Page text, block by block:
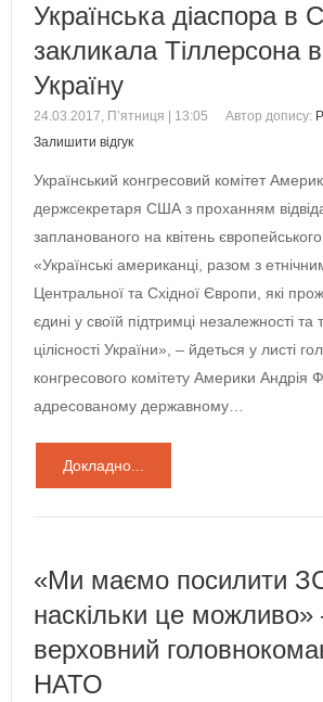
Українська діаспора в
закликала Тіллерсона
Україну
24.03.2017, П’ятниця | 13:05 Автор допису:
Залишити відгук
Український конгресовий комітет
держсекретаря США з проханням
запланованого на квітень європейського
«Українські американці, разом з
Центральної та Східної Європи, які
єдині у своїй підтримці незалежності та
цілісності України», – йдеться у листі
конгресового комітету Америки Андрія
адресованому державному…
Докладно...
«Ми маємо посилити
наскільки це можливо»
верховний
НАТО